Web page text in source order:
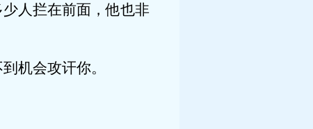
人拦在前面，他也非
机会攻讦你。